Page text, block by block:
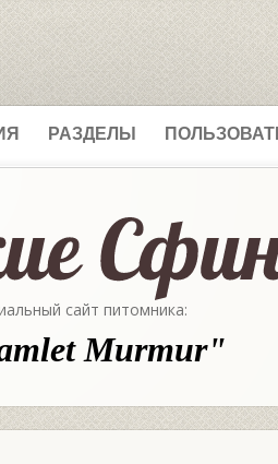
РАЗДЕЛЫ
сайт питомника:
Murmur"